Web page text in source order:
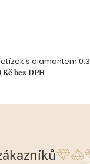
s diamantem
Kč bez DPH